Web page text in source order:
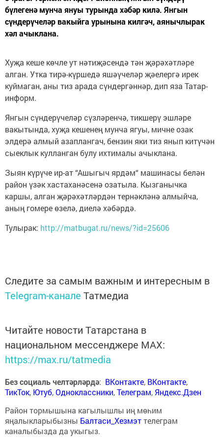
бүлегенә мунча януы турында хәбәр килә. Янгын
сүндерүчеләр вакыйга урынына килгәч, аянычлырак
хәл ачыклана.
Хуҗа кеше көчле ут нәтиҗәсендә тән җәрәхәтләре
алган. Утка тирә-күршедә яшәүчеләр җәелергә ирек
куймаган, аны тиз арада сүндергәннәр, дип яза Татар-
информ.
Янгын сүндерүчеләр сүзләренчә, тикшерү эшләре
вакытында, хуҗа кешенең мунча ягуы, мичне озак
элдерә алмый азаплангач, бензин яки тиз янып китүчән
сыеклык кулланган булу ихтималы ачыклана.
Зыян күрүче ир-ат “Ашыгыч ярдәм“ машинасы белән
район үзәк хастаханәсенә озатыла. Кызганычка
каршы, алган җәрәхәтләрдән тернәкләнә алмыйча,
аның гомере өзелә, диелә хәбәрдә.
Тулырак: http://matbugat.ru/news/?id=25606
Следите за самым важным и интересным в
Telegram-канале Татмедиа
Читайте новости Татарстана в
национальном мессенджере MАХ:
https://max.ru/tatmedia
Без социаль челтәрләрдә: ВКонтакте, ВКонтакте,
ТикТок, Ютуб,Одноклассники,Телеграм, Яндекс.Дзен
Район тормышына кагылышлы иң мөһим
яңалыкларыбызны Балтаси_Хезмэттелеграм
каналыбызда да укыгыз.